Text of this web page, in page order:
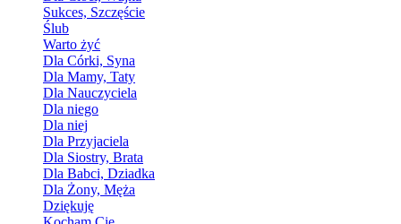
Sukces, Szczęście
Ślub
Warto żyć
Dla Córki, Syna
Dla Mamy, Taty
Dla Nauczyciela
Dla niego
Dla niej
Dla Przyjaciela
Dla Siostry, Brata
Dla Babci, Dziadka
Dla Żony, Męża
Dziękuję